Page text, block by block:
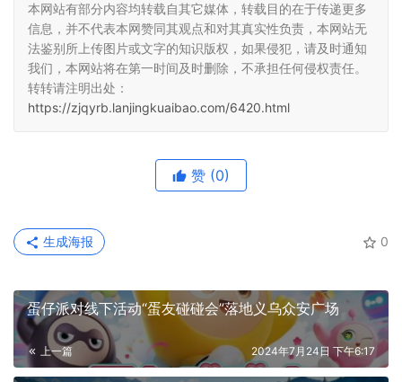
本网站有部分内容均转载自其它媒体，转载目的在于传递更多
信息，并不代表本网赞同其观点和对其真实性负责，本网站无
法鉴别所上传图片或文字的知识版权，如果侵犯，请及时通知
我们，本网站将在第一时间及时删除，不承担任何侵权责任。
转转请注明出处：
https://zjqyrb.lanjingkuaibao.com/6420.html
赞 (0)
0
生成海报
蛋仔派对线下活动“蛋友碰碰会”落地义乌众安广场
上一篇 2024年7月24日 下午6:17